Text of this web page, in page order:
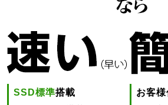
SSD標準搭載
お客